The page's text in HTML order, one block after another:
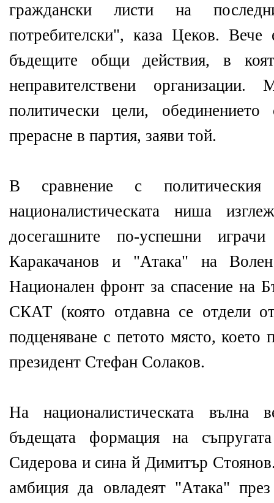
граждански листи на
потребителски", каза Цеков.
бъдещите общи действия, в
неправителствени
политически цели,
прерасне в партия, заяви той.
В сравнение с политическия
националистическата ниша
досегашните по-успешни
Каракачанов и "Атака" на
Национален фронт за спасение на
СКАТ (която отдавна се отдели
подценяване с петото място, което
президент Стефан Солаков.
На националистическата
бъдещата формация на
Сидерова и сина й Димитър
амбиция да овладеят "Атака"